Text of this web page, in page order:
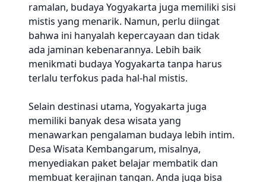
ramalan, budaya Yogyakarta juga memiliki sisi
mistis yang menarik. Namun, perlu diingat
bahwa ini hanyalah kepercayaan dan tidak
ada jaminan kebenarannya. Lebih baik
menikmati budaya Yogyakarta tanpa harus
terlalu terfokus pada hal-hal mistis.
Selain destinasi utama, Yogyakarta juga
memiliki banyak desa wisata yang
menawarkan pengalaman budaya lebih intim.
Desa Wisata Kembangarum, misalnya,
menyediakan paket belajar membatik dan
membuat kerajinan tangan. Anda juga bisa